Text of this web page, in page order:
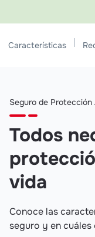
Características
Seguro de
Todos
vida
Conoce las
seguro y en cuáles